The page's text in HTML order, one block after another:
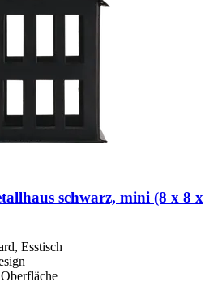
schwarz, mini (8 x 8 x
Esstisch